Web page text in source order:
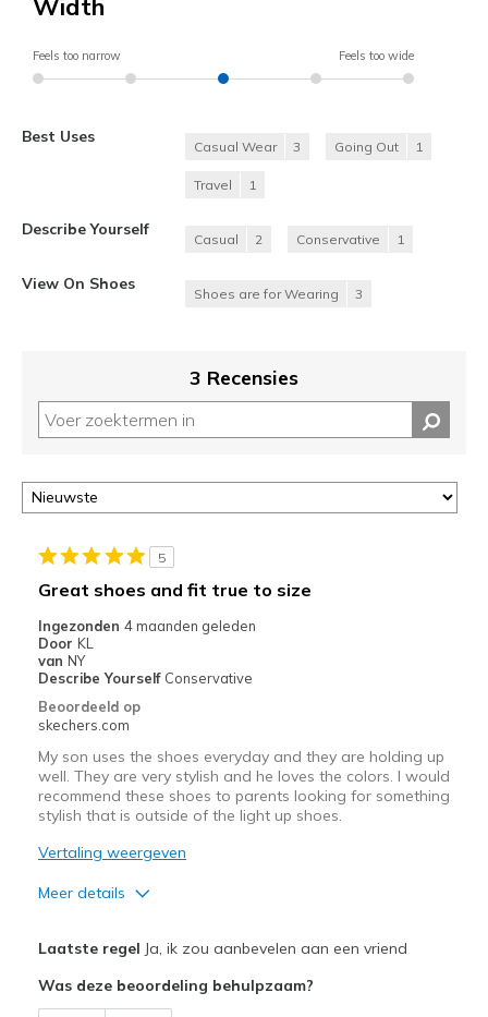
Width
Feels too narrow Feels too wide
Best Uses
Casual Wear 3 Going Out 1
Travel 1
Describe Yourself
Casual 2 Conservative 1
View On Shoes
Shoes are for Wearing 3
3 Recensies
5
Great shoes and fit true to size
Ingezonden 4 maanden geleden
Door KL
van NY
Describe Yourself Conservative
Beoordeeld op
skechers.com
My son uses the shoes everyday and they are holding up
well. They are very stylish and he loves the colors. I would
recommend these shoes to parents looking for something
stylish that is outside of the light up shoes.
Vertaling weergeven
Meer details
Breathe Well
Laatste regel Ja, ik zou aanbevelen aan een vriend
Was deze beoordeling behulpzaam?